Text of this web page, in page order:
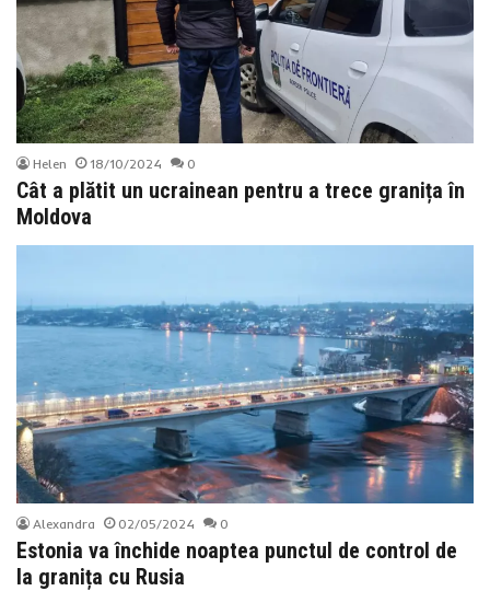
Helen 18/10/2024 0
Cât a plătit un ucrainean pentru a trece granița în
Moldova
Alexandra 02/05/2024 0
Estonia va închide noaptea punctul de control de
la granița cu Rusia